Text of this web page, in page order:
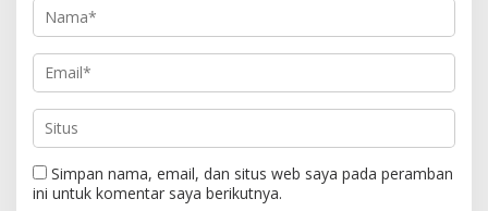
Simpan nama, email, dan situs web saya pada peramban
ini untuk komentar saya berikutnya.